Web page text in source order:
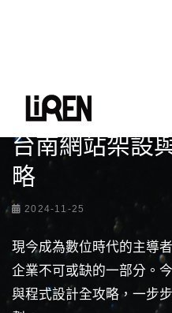
最新情報
台南網站架設
略
2024-11-25
現今成為數位時代的主導者
企業不可或缺的一部分。
與程式設計全攻略，一步